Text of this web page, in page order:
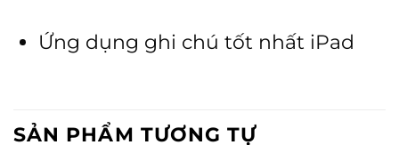
Ứng dụng ghi chú tốt nhất iPad
SẢN PHẨM TƯƠNG TỰ